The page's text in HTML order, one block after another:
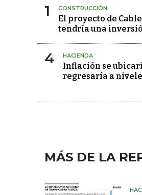
1 CONSTRUCCIÓN
El proyecto de
tendría una
4 HACIENDA
Inflación se
regresaría a
MÁS DE LA